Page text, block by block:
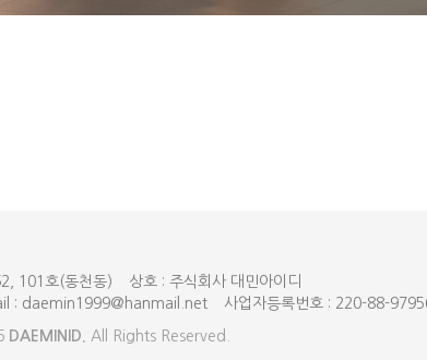
101호(동천동)
상호 : 주식회사 대민아이디
: daemin1999@hanmail.net 사업자등록번호 : 220-88-
DAEMINID. All Rights Reserved.